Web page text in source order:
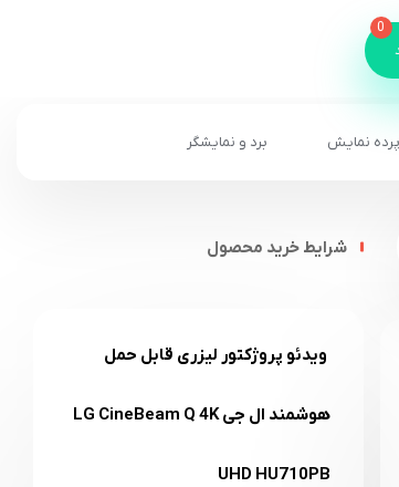
0
پرده نمایش برد و نمایشگر
شرایط خرید محصول
ویدئو پروژکتور لیزری قابل حمل
هوشمند ال جی LG CineBeam Q 4K
UHD HU710PB